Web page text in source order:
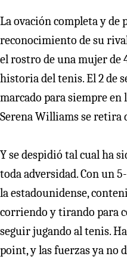
La ovación completa y de
reconocimiento de su
el rostro de una mujer de
historia del tenis. El 2 de
marcado para siempre
Serena Williams se retira
Y se despidió tal cual ha
toda adversidad. Con un
la estadounidense,
corriendo y tirando para
seguir jugando al tenis.
point, y las fuerzas ya no